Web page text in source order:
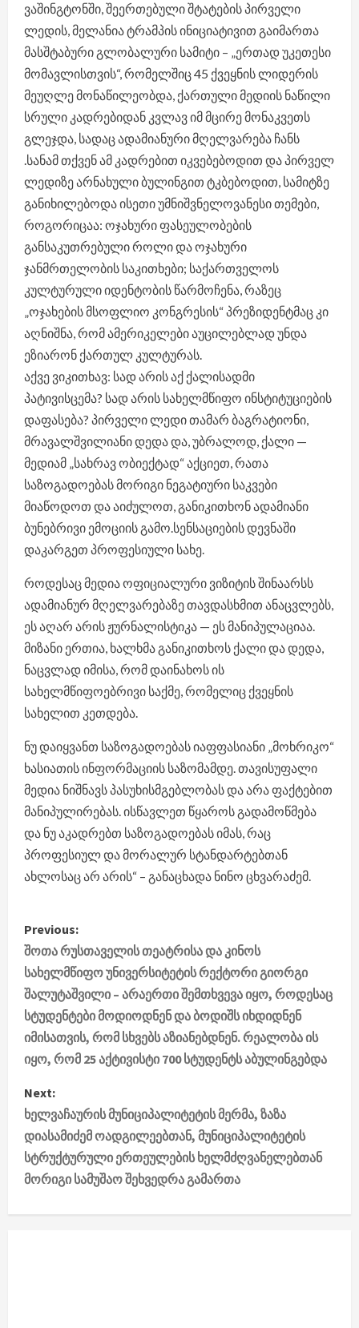
ვაშინგტონში, შეერთებული შტატების პირველი
ლედის, მელანია ტრამპის ინიციატივით გაიმართა
მასშტაბური გლობალური სამიტი – „ერთად უკეთესი
მომავლისთვის“, რომელშიც 45 ქვეყნის ლიდერის
მეუღლე მონაწილეობდა, ქართული მედიის ნაწილი
სრული კადრებიდან კვლავ იმ მცირე მონაკვეთს
გლეჯდა, სადაც ადამიანური მღელვარება ჩანს
.სანამ თქვენ ამ კადრებით იკვებებოდით და პირველ
ლედიზე არნახული ბულინგით ტკბებოდით, სამიტზე
განიხილებოდა ისეთი უმნიშვნელოვანესი თემები,
როგორიცაა: ოჯახური ფასეულობების
განსაკუთრებული როლი და ოჯახური
ჯანმრთელობის საკითხები; საქართველოს
კულტურული იდენტობის წარმოჩენა, რაზეც
„ოჯახების მსოფლიო კონგრესის“ პრეზიდენტმაც კი
აღნიშნა, რომ ამერიკელები აუცილებლად უნდა
ეზიარონ ქართულ კულტურას.
აქვე ვიკითხავ: სად არის აქ ქალისადმი
პატივისცემა? სად არის სახელმწიფო ინსტიტუციების
დაფასება? პირველი ლედი თამარ ბაგრატიონი,
მრავალშვილიანი დედა და, უბრალოდ, ქალი —
მედიამ „სახრავ ობიექტად“ აქციეთ, რათა
საზოგადოებას მორიგი ნეგატიური საკვები
მიაწოდოთ და აიძულოთ, განიკითხონ ადამიანი
ბუნებრივი ემოციის გამო.სენსაციების დევნაში
დაკარგეთ პროფესიული სახე.
როდესაც მედია ოფიციალური ვიზიტის შინაარსს
ადამიანურ მღელვარებაზე თავდასხმით ანაცვლებს,
ეს აღარ არის ჟურნალისტიკა — ეს მანიპულაციაა.
მიზანი ერთია, ხალხმა განიკითხოს ქალი და დედა,
ნაცვლად იმისა, რომ დაინახოს ის
სახელმწიფოებრივი საქმე, რომელიც ქვეყნის
სახელით კეთდება.
ნუ დაიყვანთ საზოგადოებას იაფფასიანი „მოხრიკო“
ხასიათის ინფორმაციის საზომამდე. თავისუფალი
მედია ნიშნავს პასუხისმგებლობას და არა ფაქტებით
მანიპულირებას. ისწავლეთ წყაროს გადამოწმება
და ნუ აკადრებთ საზოგადოებას იმას, რაც
პროფესიულ და მორალურ სტანდარტებთან
ახლოსაც არ არის“ – განაცხადა ნინო ცხვარაძემ.
P
o
s
t
n
a
v
i
g
a
Previous:
შოთა რუსთაველის თეატრისა და კინოს
სახელმწიფო უნივერსიტეტის რექტორი გიორგი
შალუტაშვილი – არაერთი შემთხვევა იყო, როდესაც
სტუდენტები მოდიოდნენ და ბოდიშს იხდიდნენ
იმისათვის, რომ სხვებს აზიანებდნენ. რეალობა ის
იყო, რომ 25 აქტივისტი 700 სტუდენტს აბულინგებდა
Next:
ხელვაჩაურის მუნიციპალიტეტის მერმა, ზაზა
დიასამიძემ ოადგილეებთან, მუნიციპალიტეტის
სტრუქტურული ერთეულების ხელმძღვანელებთან
მორიგი სამუშაო შეხვედრა გამართა